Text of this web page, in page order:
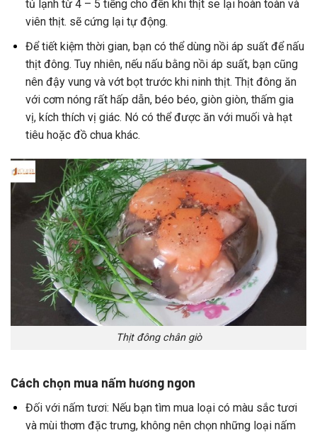
tủ lạnh từ 4 – 5 tiếng cho đến khi thịt se lại hoàn toàn và
viên thịt. sẽ cứng lại tự động.
Để tiết kiệm thời gian, bạn có thể dùng nồi áp suất để nấu
thịt đông. Tuy nhiên, nếu nấu bằng nồi áp suất, bạn cũng
nên đậy vung và vớt bọt trước khi ninh thịt. Thịt đông ăn
với cơm nóng rất hấp dẫn, béo béo, giòn giòn, thấm gia
vị, kích thích vị giác. Nó có thể được ăn với muối và hạt
tiêu hoặc đồ chua khác.
Thịt đông chân giò
Cách chọn mua nấm hương ngon
Đối với nấm tươi: Nếu bạn tìm mua loại có màu sắc tươi
và mùi thơm đặc trưng, ​​không nên chọn những loại nấm